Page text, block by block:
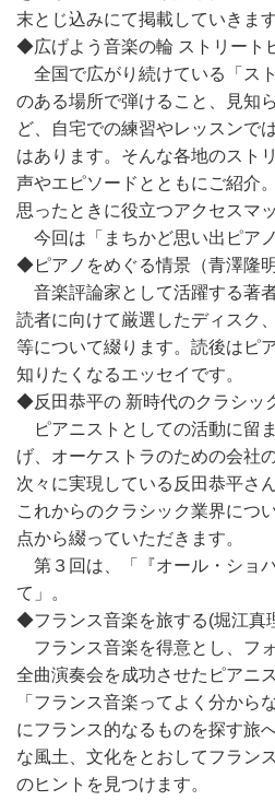
末とじ込みにて掲載していきます
◆広げよう音楽の輪 ストリート
全国で広がり続けている「ス
のある場所で弾けること、見知
ど、自宅での練習やレッスンで
はあります。そんな各地のスト
声やエピソードとともにご紹介
思ったときに役立つアクセスマ
今回は「まちかど思い出ピア
◆ピアノをめぐる情景（青澤隆明
音楽評論家として活躍する著
読者に向けて厳選したディスク
等について綴ります。読後はピ
知りたくなるエッセイです。
◆反田恭平の 新時代のクラシッ
ピアニストとしての活動に留
げ、オーケストラのための会社
次々に実現している反田恭平さ
これからのクラシック業界につ
点から綴っていただきます。
第３回は、「『オール・ショ
て」。
◆フランス音楽を旅する(堀江真
フランス音楽を得意とし、フ
全曲演奏会を成功させたピアニ
「フランス音楽ってよく分から
にフランス的なるものを探す旅
な風土、文化をとおしてフラン
のヒントを見つけます。